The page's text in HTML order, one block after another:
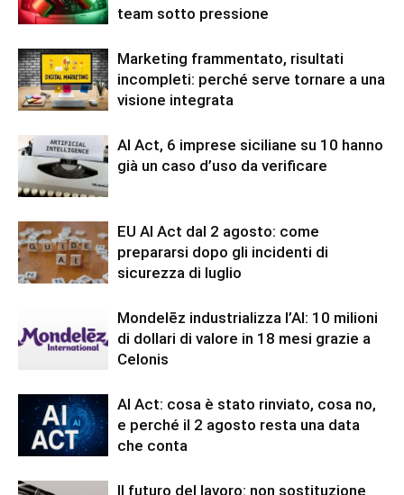
team sotto pressione
Marketing frammentato, risultati
incompleti: perché serve tornare a una
visione integrata
AI Act, 6 imprese siciliane su 10 hanno
già un caso d’uso da verificare
EU AI Act dal 2 agosto: come
prepararsi dopo gli incidenti di
sicurezza di luglio
Mondelēz industrializza l’AI: 10 milioni
di dollari di valore in 18 mesi grazie a
Celonis
AI Act: cosa è stato rinviato, cosa no,
e perché il 2 agosto resta una data
che conta
Il futuro del lavoro: non sostituzione